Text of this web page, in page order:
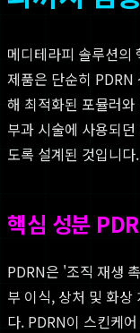
메디테라피 솔루션의
제품은 단순히 PDRN
해 최적화된 포뮬러
부과 시술에 사용되
도록 설계된 것입니다.
핵심 성분
PDRN은 '조직 재생
부 이식, 상처 및 화상
다. PDRN이 스킨케